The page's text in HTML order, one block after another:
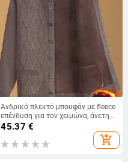
Ανδρικό πλεκτό μπουφάν με fleece
επένδυση για τον χειμώνα, άνετη
γραμμή, στρογγυλός λαιμός,
μακριά μανίκια, τσέπες με patch,
κλείσιμο με ένα ράμμα κουμπιών
45.37 €
add_shopping_cart